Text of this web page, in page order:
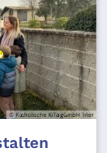
© Katholische KiTa gGmbH Trier